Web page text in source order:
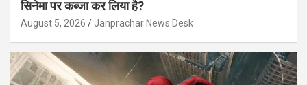
सिनेमा पर कब्जा कर लिया है?
August 5, 2026 Janprachar News Desk